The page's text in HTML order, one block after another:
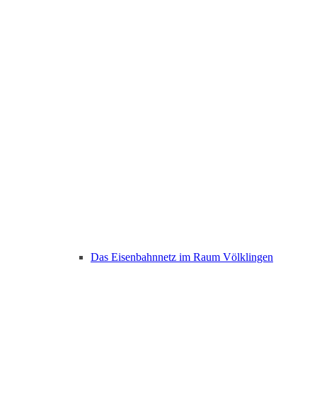
Das Eisenbahnnetz im Raum Völklingen